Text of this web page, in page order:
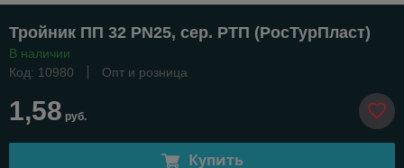
Тройник ПП 32 PN25, сер. РТП (РосТурПласт)
В наличии
Код: 10980
Опт и розница
1,58 руб.
Купить